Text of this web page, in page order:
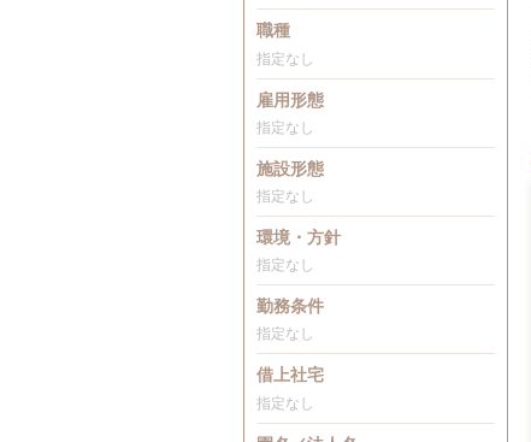
職種
指定なし
雇用形態
指定なし
施設形態
指定なし
環境・方針
指定なし
勤務条件
指定なし
借上社宅
指定なし